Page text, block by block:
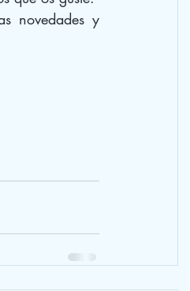
novedades y